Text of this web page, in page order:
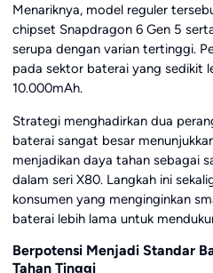
Menariknya, model reguler
chipset Snapdragon 6 Gen 5
serupa dengan varian tertinggi.
pada sektor baterai yang sedikit
10.000mAh.
Strategi menghadirkan dua
baterai sangat besar
menjadikan daya tahan sebagai
dalam seri X80. Langkah ini
konsumen yang menginginkan
baterai lebih lama untuk
Berpotensi Menjadi Standar
Tahan Tinggi